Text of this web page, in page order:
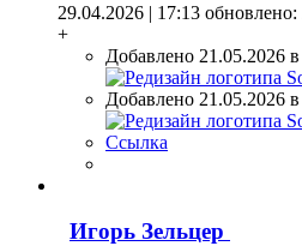
29.04.2026 | 17:13 обновлено:
+
Добавлено 21.05.2026
Добавлено 21.05.2026
Ссылка
Игорь Зельцер